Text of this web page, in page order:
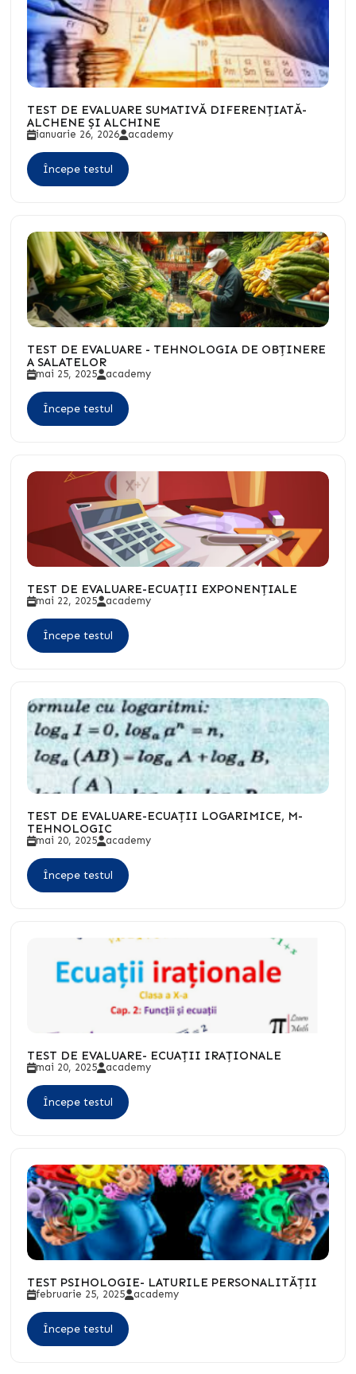
TEST DE EVALUARE SUMATIVĂ DIFERENȚIATĂ-
ALCHENE ȘI ALCHINE
ianuarie 26, 2026 academy
Începe testul
TEST DE EVALUARE - TEHNOLOGIA DE OBȚINERE
A SALATELOR
mai 25, 2025 academy
Începe testul
TEST DE EVALUARE-ECUAȚII EXPONENȚIALE
mai 22, 2025 academy
Începe testul
TEST DE EVALUARE-ECUAȚII LOGARIMICE, M-
TEHNOLOGIC
mai 20, 2025 academy
Începe testul
TEST DE EVALUARE- ECUAȚII IRAȚIONALE
mai 20, 2025 academy
Începe testul
TEST PSIHOLOGIE- LATURILE PERSONALITĂȚII
februarie 25, 2025 academy
Începe testul